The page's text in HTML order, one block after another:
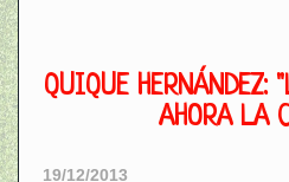
QUIQUE HERNÁNDEZ:
AHORA LA
19/12/2013